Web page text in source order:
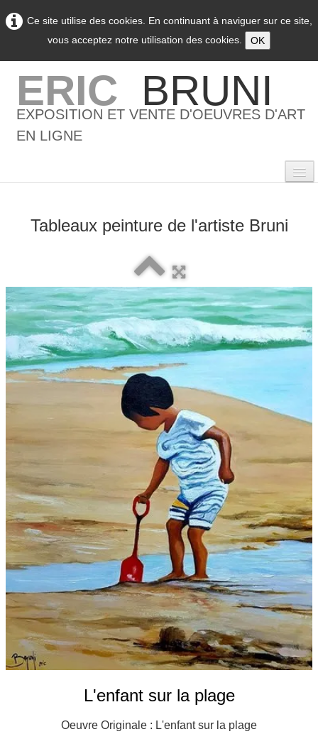
Ce site utilise des cookies. En continuant à naviguer sur ce site,
vous acceptez notre utilisation des cookies.
OK
ERIC BRUNI
EXPOSITION ET VENTE D'OEUVRES D'ART
EN LIGNE
0
L'artiste▼
Galeries▼
Vente▼
BLOG
Français
Tableaux peinture de l'artiste Bruni
L'enfant sur la plage
Oeuvre Originale : L'enfant sur la plage